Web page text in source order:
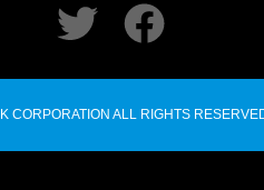
CORPORATION ALL RIGHTS